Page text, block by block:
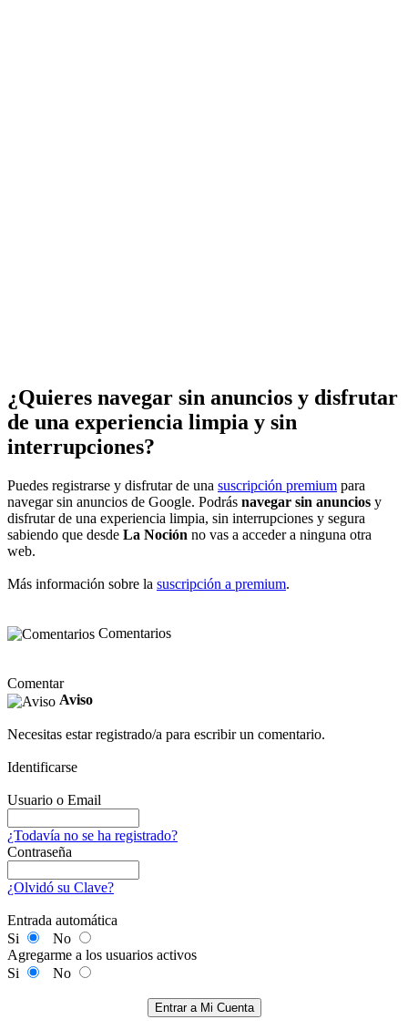
¿Quieres navegar sin anuncios y disfrutar
de una experiencia limpia y sin
interrupciones?
Puedes registrarse y disfrutar de una suscripción premium para
navegar sin anuncios de Google. Podrás navegar sin anuncios y
disfrutar de una experiencia limpia, sin interrupciones y segura
sabiendo que desde La Noción no vas a acceder a ninguna otra
web.
Más información sobre la suscripción a premium.
Comentarios
Comentar
Aviso
Necesitas estar registrado/a para escribir un comentario.
Identificarse
Usuario o Email
¿Todavía no se ha registrado?
Contraseña
¿Olvidó su Clave?
Entrada automática
Si
No
Agregarme a los usuarios activos
Si
No
Entrar a Mi Cuenta